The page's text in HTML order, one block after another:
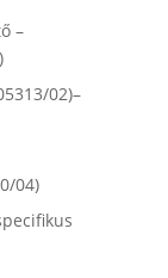
–
02)–
04)